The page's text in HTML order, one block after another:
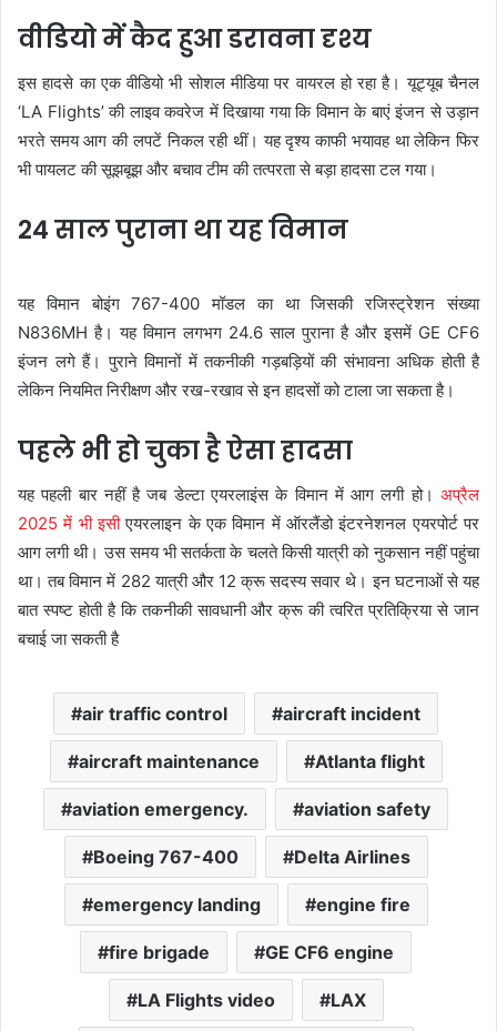
वीडियो में कैद हुआ डरावना दृश्य
इस हादसे का एक वीडियो भी सोशल मीडिया पर वायरल हो रहा है। यूट्यूब चैनल
‘LA Flights’ की लाइव कवरेज में दिखाया गया कि विमान के बाएं इंजन से उड़ान
भरते समय आग की लपटें निकल रही थीं। यह दृश्य काफी भयावह था लेकिन फिर
भी पायलट की सूझबूझ और बचाव टीम की तत्परता से बड़ा हादसा टल गया।
24 साल पुराना था यह विमान
यह विमान बोइंग 767-400 मॉडल का था जिसकी रजिस्ट्रेशन संख्या
N836MH है। यह विमान लगभग 24.6 साल पुराना है और इसमें GE CF6
इंजन लगे हैं। पुराने विमानों में तकनीकी गड़बड़ियों की संभावना अधिक होती है
लेकिन नियमित निरीक्षण और रख-रखाव से इन हादसों को टाला जा सकता है।
पहले भी हो चुका है ऐसा हादसा
यह पहली बार नहीं है जब डेल्टा एयरलाइंस के विमान में आग लगी हो। अप्रैल
2025 में भी इसीएयरलाइन के एक विमान में ऑरलैंडो इंटरनेशनल एयरपोर्ट पर
आग लगी थी। उस समय भी सतर्कता के चलते किसी यात्री को नुकसान नहीं पहुंचा
था। तब विमान में 282 यात्री और 12 क्रू सदस्य सवार थे। इन घटनाओं से यह
बात स्पष्ट होती है कि तकनीकी सावधानी और क्रू की त्वरित प्रतिक्रिया से जान
बचाई जा सकती है
air traffic control aircraft incident
aircraft maintenance Atlanta flight
aviation emergency. aviation safety
Boeing 767-400 Delta Airlines
emergency landing engine fire
fire brigade GE CF6 engine
LA Flights video LAX